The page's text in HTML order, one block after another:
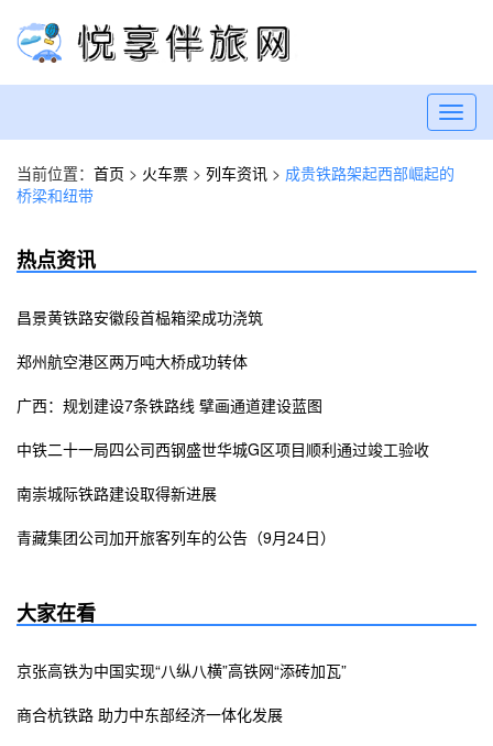
当前位置： 首页 > 火车票 > 列车资讯 > 成贵铁路架起西部崛起的
桥梁和纽带
热点资讯
昌景黄铁路安徽段首榀箱梁成功浇筑
郑州航空港区两万吨大桥成功转体
广西：规划建设7条铁路线 擘画通道建设蓝图
中铁二十一局四公司西钢盛世华城G区项目顺利通过竣工验收
南崇城际铁路建设取得新进展
青藏集团公司加开旅客列车的公告（9月24日）
大家在看
京张高铁为中国实现“八纵八横”高铁网“添砖加瓦”
商合杭铁路 助力中东部经济一体化发展